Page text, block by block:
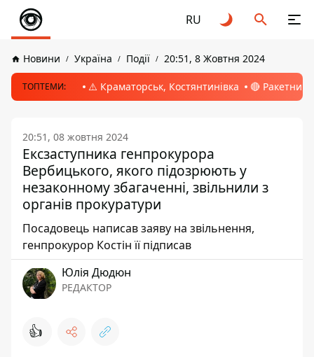
RU
Новини Україна Події 20:51, 8 Жовтня 2024
ТОПТЕМИ: ⚠️ Краматорськ, Костянтинівка 🔴 Ракетний
20:51, 08 жовтня 2024
Ексзаступника генпрокурора
Вербицького, якого підозрюють у
незаконному збагаченні, звільнили з
органів прокуратури
Посадовець написав заяву на звільнення,
генпрокурор Костін її підписав
Юлія Дюдюн
РЕДАКТОР
👍